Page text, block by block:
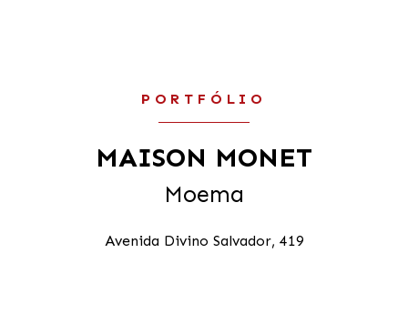
PORTFÓLIO
MAISON MONET
Moema
Avenida Divino Salvador, 419